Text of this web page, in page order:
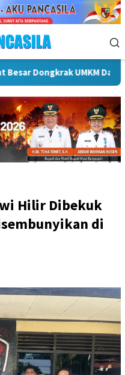
Penyaluran DAK Fisik
Hilir Dibekuk
di